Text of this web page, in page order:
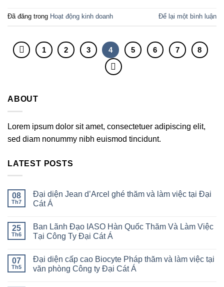
Đã đăng trong Hoạt động kinh doanh Để lại một bình luận
1 2 3 4 5 6 7 8
ABOUT
Lorem ipsum dolor sit amet, consectetuer adipiscing elit,
sed diam nonummy nibh euismod tincidunt.
LATEST POSTS
08
Th7
Đại diện Jean d’Arcel ghé thăm và làm việc tại Đại
Cát Á
25
Th6
Ban Lãnh Đạo IASO Hàn Quốc Thăm Và Làm Việc
Tại Công Ty Đại Cát Á
07
Th5
Đại diện cấp cao Biocyte Pháp thăm và làm việc tại
văn phòng Công ty Đại Cát Á